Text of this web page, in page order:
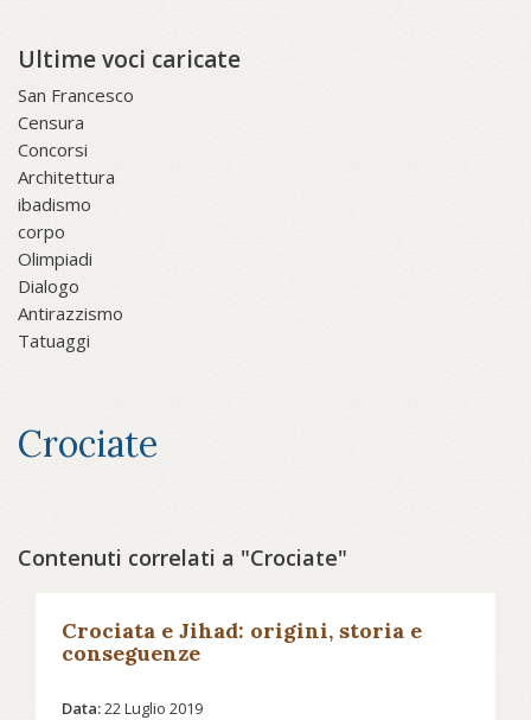
Ultime voci caricate
San Francesco
Censura
Concorsi
Architettura
ibadismo
corpo
Olimpiadi
Dialogo
Antirazzismo
Tatuaggi
Crociate
Contenuti correlati a "Crociate"
Crociata e Jihad: origini, storia e
conseguenze
Data:22 Luglio 2019